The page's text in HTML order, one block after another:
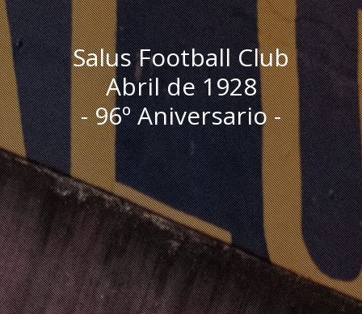
I
Salus Football Club
Abril de 1928
- 96º Aniversario -